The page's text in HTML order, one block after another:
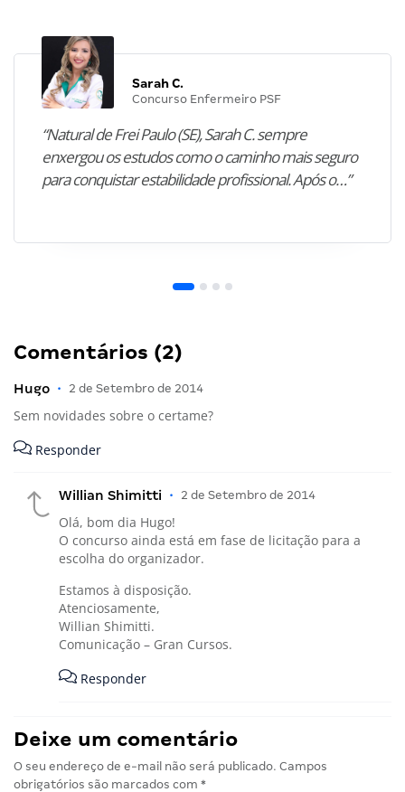
Sarah C.
Concurso Enfermeiro PSF
“Natural de Frei Paulo (SE), Sarah C. sempre
enxergou os estudos como o caminho mais seguro
para conquistar estabilidade profissional. Após o…”
Comentários (2)
Hugo • 2 de Setembro de 2014
Sem novidades sobre o certame?
Responder
Willian Shimitti • 2 de Setembro de 2014
Olá, bom dia Hugo!
O concurso ainda está em fase de licitação para a
escolha do organizador.
Estamos à disposição.
Atenciosamente,
Willian Shimitti.
Comunicação – Gran Cursos.
Responder
Deixe um comentário
O seu endereço de e-mail não será publicado. Campos
obrigatórios são marcados com *